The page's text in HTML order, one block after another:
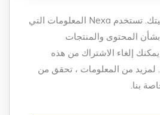
نحن ملتزمون بخصوصيتك. تستخدم Nexa المعلومات التي
بشأن المحتوى والمنتجات
إلغاء الاشتراك من هذه
لمزيد من المعلومات ، تحقق من
بنا.